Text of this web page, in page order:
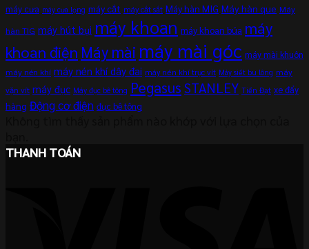
máy cưa máy cưa lọng máy cắt máy cắt sắt Máy hàn MIG Máy hàn que Máy
hàn TIG máy hút bụi máy khoan máy khoan búa máy
khoan điện Máy mài máy mài góc máy mài khuôn
máy nén khí máy nén khí dây đai máy nén khí trục vít Máy siết bu lông máy
vặn vít máy đục Máy đục bê tông Pegasus STANLEY Tiến Đạt xe đẩy
hàng Động cơ điện đục bê tông
THANH TOÁN